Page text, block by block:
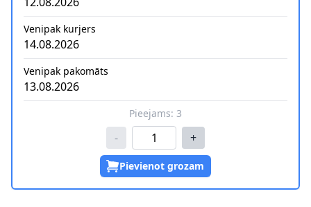
Venipak kurjers
14.08.2026
Venipak pakomāts
13.08.2026
Pieejams: 3
- +
Pievienot grozam